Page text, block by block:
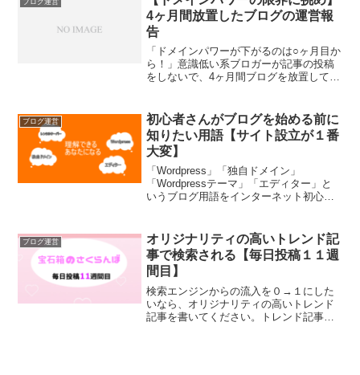
4ヶ月間放置したブログの運営報
告
「ドメインパワーが下がるのは○ヶ月目か
ら！」意識低い系ブロガーが記事の投稿
をしないで、4ヶ月間ブログを放置してみ
ブログ運営
初心者さんがブログを始める前に
知りたい用語【サイト設立が１番
大変】
「Wordpress」「独自ドメイン」
「Wordpressテーマ」「エディター」と
いうブログ用語をインターネット初心者
ブログ運営
オリジナリティの高いトレンド記
事で検索される【毎日投稿１１週
間目】
検索エンジンからの流入を０→１にした
いなら、オリジナリティの高いトレンド
記事を書いてください。トレンド記事は